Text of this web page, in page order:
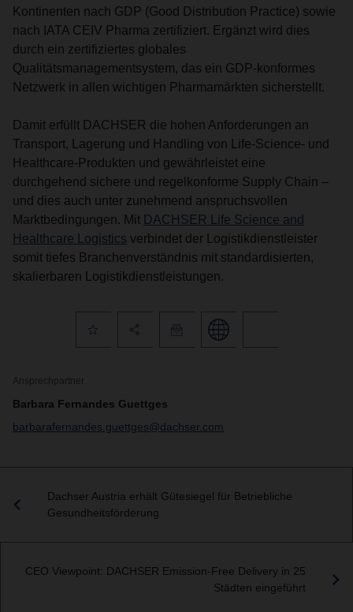
Kontinenten nach GDP (Good Distribution Practice) sowie
nach IATA CEIV Pharma zertifiziert. Ergänzt wird dies
durch ein zertifiziertes globales
Qualitätsmanagementsystem, das ein GDP-konformes
Netzwerk in allen wichtigen Pharmamärkten sicherstellt.
Damit erfüllt DACHSER die hohen Anforderungen an
Transport, Lagerung und Handling von Life-Science- und
Healthcare-Produkten und gewährleistet eine
durchgehend sichere und regelkonforme Supply Chain –
und dies auch unter zunehmend anspruchsvollen
Marktbedingungen. Mit DACHSER Life Science and
Healthcare Logistics verbindet der Logistikdienstleister
somit tiefes Branchenverständnis mit standardisierten,
skalierbaren Logistikdienstleistungen.
Ansprechpartner
Barbara Fernandes Guettges
barbarafernandes.guettges@dachser.com
Dachser Austria erhält Gütesiegel für Betriebliche
Gesundheitsförderung
CEO Viewpoint: DACHSER Emission-Free Delivery in 25
Städten eingeführt